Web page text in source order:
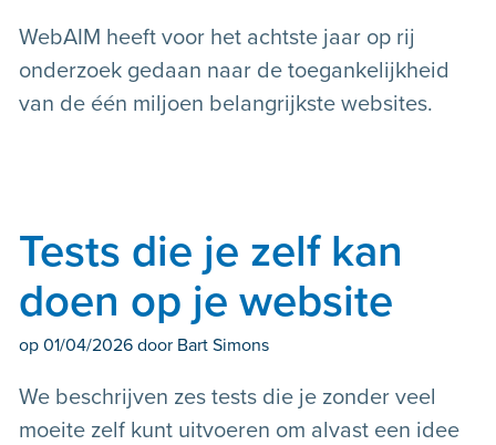
WebAIM heeft voor het achtste jaar op rij
onderzoek gedaan naar de toegankelijkheid
van de één miljoen belangrijkste websites.
Tests die je zelf kan
doen op je website
op 01/04/2026 door Bart Simons
We beschrijven zes tests die je zonder veel
moeite zelf kunt uitvoeren om alvast een idee